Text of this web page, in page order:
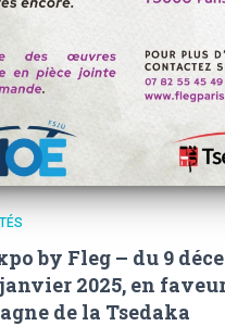
by Fleg – du 9
janvier 2025, en
de la Tsedaka